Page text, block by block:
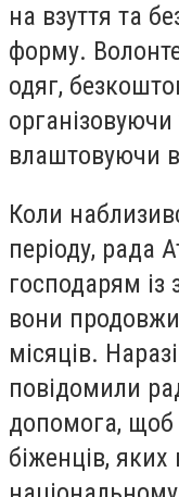
на взуття та
форму.
одяг,
влаштовуючи
Коли
періоду, рада
господарям із
вони
місяців.
повідомили
допомога, щоб
біженців,